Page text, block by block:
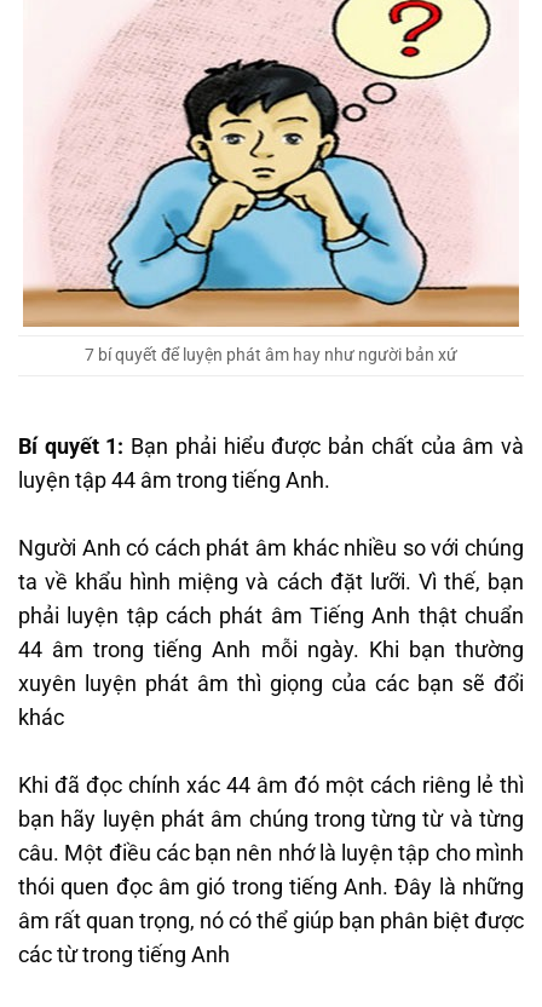
7 bí quyết để luyện phát âm hay như người bản xứ
Bí quyết 1: Bạn phải hiểu được bản chất của âm và
luyện tập 44 âm trong tiếng Anh.
Người Anh có cách phát âm khác nhiều so với chúng
ta về khẩu hình miệng và cách đặt lưỡi. Vì thế, bạn
phải luyện tập cách phát âm Tiếng Anh thật chuẩn
44 âm trong tiếng Anh mỗi ngày. Khi bạn thường
xuyên luyện phát âm thì giọng của các bạn sẽ đổi
khác
Khi đã đọc chính xác 44 âm đó một cách riêng lẻ thì
bạn hãy luyện phát âm chúng trong từng từ và từng
câu. Một điều các bạn nên nhớ là luyện tập cho mình
thói quen đọc âm gió trong tiếng Anh. Đây là những
âm rất quan trọng, nó có thể giúp bạn phân biệt được
các từ trong tiếng Anh